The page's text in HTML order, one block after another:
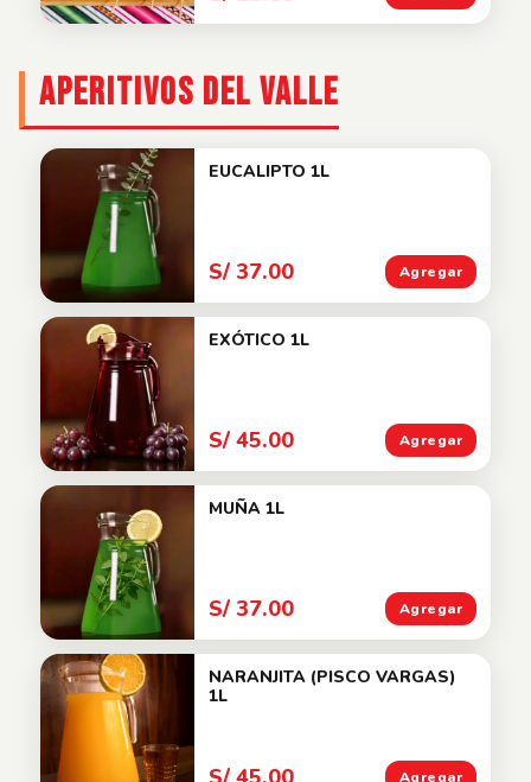
APERITIVOS DEL VALLE
EUCALIPTO 1L
S/ 37.00 Agregar
EXÓTICO 1L
S/ 45.00 Agregar
MUÑA 1L
S/ 37.00 Agregar
NARANJITA (PISCO VARGAS)
1L
Agregar